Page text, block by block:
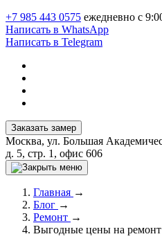
+7 985 443 0575 ежедневно с
Написать в WhatsApp
Написать в Telegram
Заказать замер
Москва, ул. Большая
д. 5, стр. 1, офис 606
Главная →
Блог →
Ремонт →
Выгодные цены на